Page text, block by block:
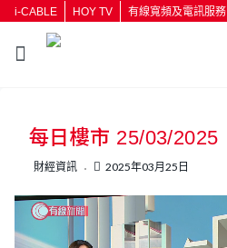
i-CABLE HOY TV 有線寬頻及電訊服務
每日樓市 25/03/2025
財經資訊 2025年03月25日